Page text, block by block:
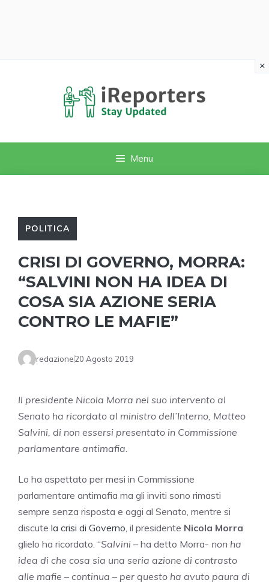
Menu
POLITICA
CRISI DI GOVERNO, MORRA:
“SALVINI NON HA IDEA DI
COSA SIA AZIONE SERIA
CONTRO LE MAFIE”
redazione20 Agosto 2019
Il presidente Nicola Morra nel suo intervento al
Senato ha ricordato al ministro dell’Interno, Matteo
Salvini, di non essersi presentato in Commissione
parlamentare antimafia.
Lo ha aspettato per mesi in Commissione
parlamentare antimafia ma gli inviti sono rimasti
sempre senza risposta e oggi al Senato, mentre si
discute la crisi di Governo, il presidente Nicola Morra
glielo ha ricordato. “Salvini – ha detto Morra- non ha
idea di che cosa sia una seria azione di contrasto
alle mafie – continua – per questo ha avuto paura di
×